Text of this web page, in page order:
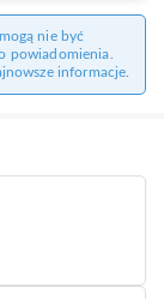
nie być
powiadomienia.
informacje.